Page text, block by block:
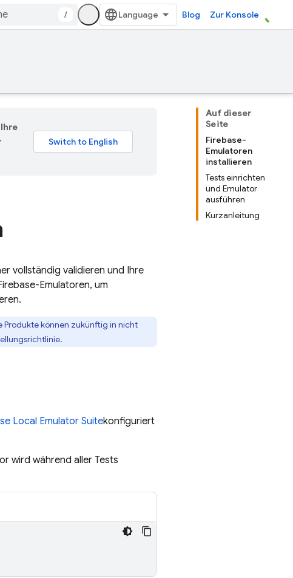
/ Blog Zur Konsole
Auf dieser
Seite
Firebase-
Emulatoren
installieren
Tests einrichten
und Emulator
ausführen
Kurzanleitung
vollständig validieren und Ihre
Emulatoren, um
Produkte können zukünftig in nicht
Local Emulator Suitekonfiguriert
wird während aller Tests